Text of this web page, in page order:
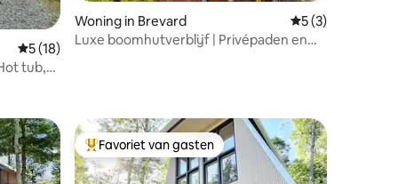
Gemiddelde beoordeling van 5 uit 5, 18 recensies
5 (18)
tub,
Woning in Brevard Gemiddelde
5 (3)
Luxe boomhutverblijf | Privépaden en
Topfavoriet van gasten
Favoriet van gasten